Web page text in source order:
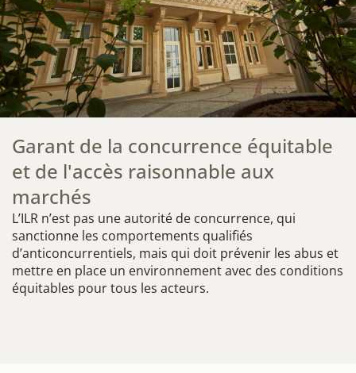
Garant de la concurrence équitable
et de l'accès raisonnable aux
marchés
L’ILR n’est pas une autorité de concurrence, qui
sanctionne les comportements qualifiés
d’anticoncurrentiels, mais qui doit prévenir les abus et
mettre en place un environnement avec des conditions
équitables pour tous les acteurs.